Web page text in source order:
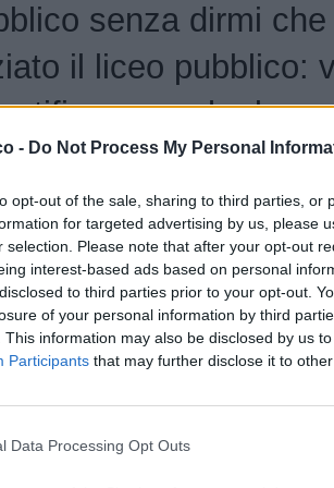
- Do Not Process My Personal
opt-out of the sale, sharing to third parties, or
for targeted advertising by us, please
selection. Please note that after your opt-out
interest-based ads based on personal
to third parties prior to your opt-out.
of your personal information by third
This information may also be disclosed by us
Participants that may further disclose it to
Data Processing Opt Outs
senza dirmi che
il liceo pubblico:
e non ho la
in
da tradurre di
no?
Stime: 6